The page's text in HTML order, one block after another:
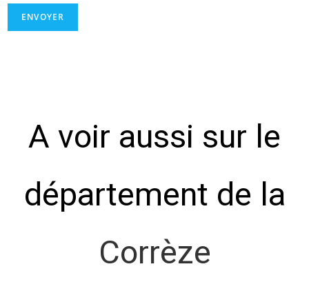
A voir aussi sur le
département de la
Corrèze